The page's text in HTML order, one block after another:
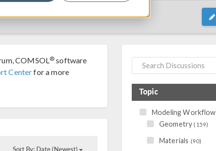
Topic
Modeling Workflow
Geometry (159)
Materials (90)
COMSOL® software
Centerfor a more
Sort By: Date (Newest)